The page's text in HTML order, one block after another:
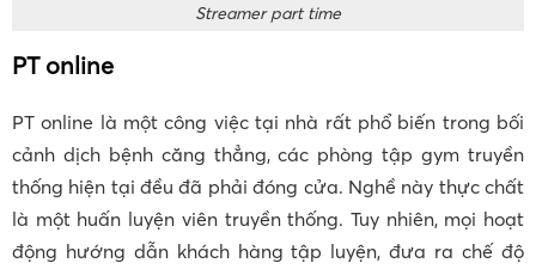
Streamer part time
PT online
PT online là một công việc tại nhà rất phổ biến trong bối
cảnh dịch bệnh căng thẳng, các phòng tập gym truyền
thống hiện tại đều đã phải đóng cửa. Nghề này thực chất
là một huấn luyện viên truyền thống. Tuy nhiên, mọi hoạt
động hướng dẫn khách hàng tập luyện, đưa ra chế độ